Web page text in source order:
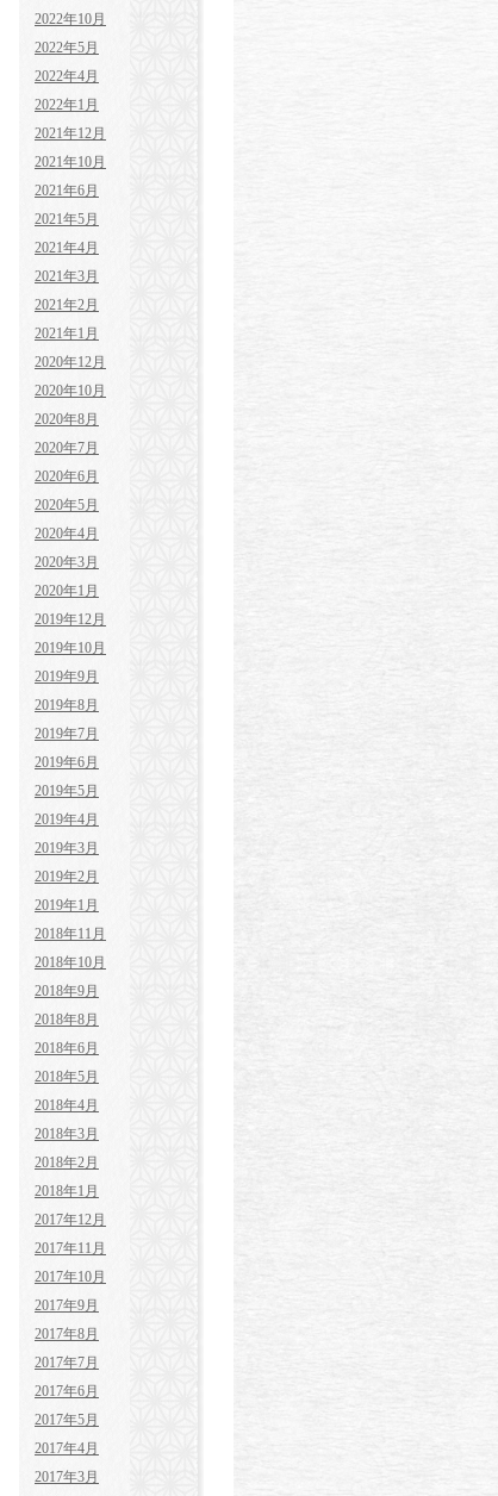
2022年10月
2022年5月
2022年4月
2022年1月
2021年12月
2021年10月
2021年6月
2021年5月
2021年4月
2021年3月
2021年2月
2021年1月
2020年12月
2020年10月
2020年8月
2020年7月
2020年6月
2020年5月
2020年4月
2020年3月
2020年1月
2019年12月
2019年10月
2019年9月
2019年8月
2019年7月
2019年6月
2019年5月
2019年4月
2019年3月
2019年2月
2019年1月
2018年11月
2018年10月
2018年9月
2018年8月
2018年6月
2018年5月
2018年4月
2018年3月
2018年2月
2018年1月
2017年12月
2017年11月
2017年10月
2017年9月
2017年8月
2017年7月
2017年6月
2017年5月
2017年4月
2017年3月